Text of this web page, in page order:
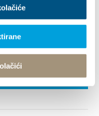
Instrucciones
933